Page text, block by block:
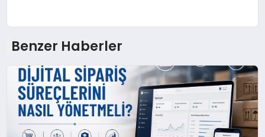
Benzer Haberler